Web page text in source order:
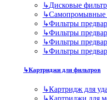
↳Дисковые
↳Самопромывные
↳Фильтры
↳Фильтры
↳Фильтры
↳Фильтры
↳Картриджи для фильтров
↳Картридж для
↳Картриджи для